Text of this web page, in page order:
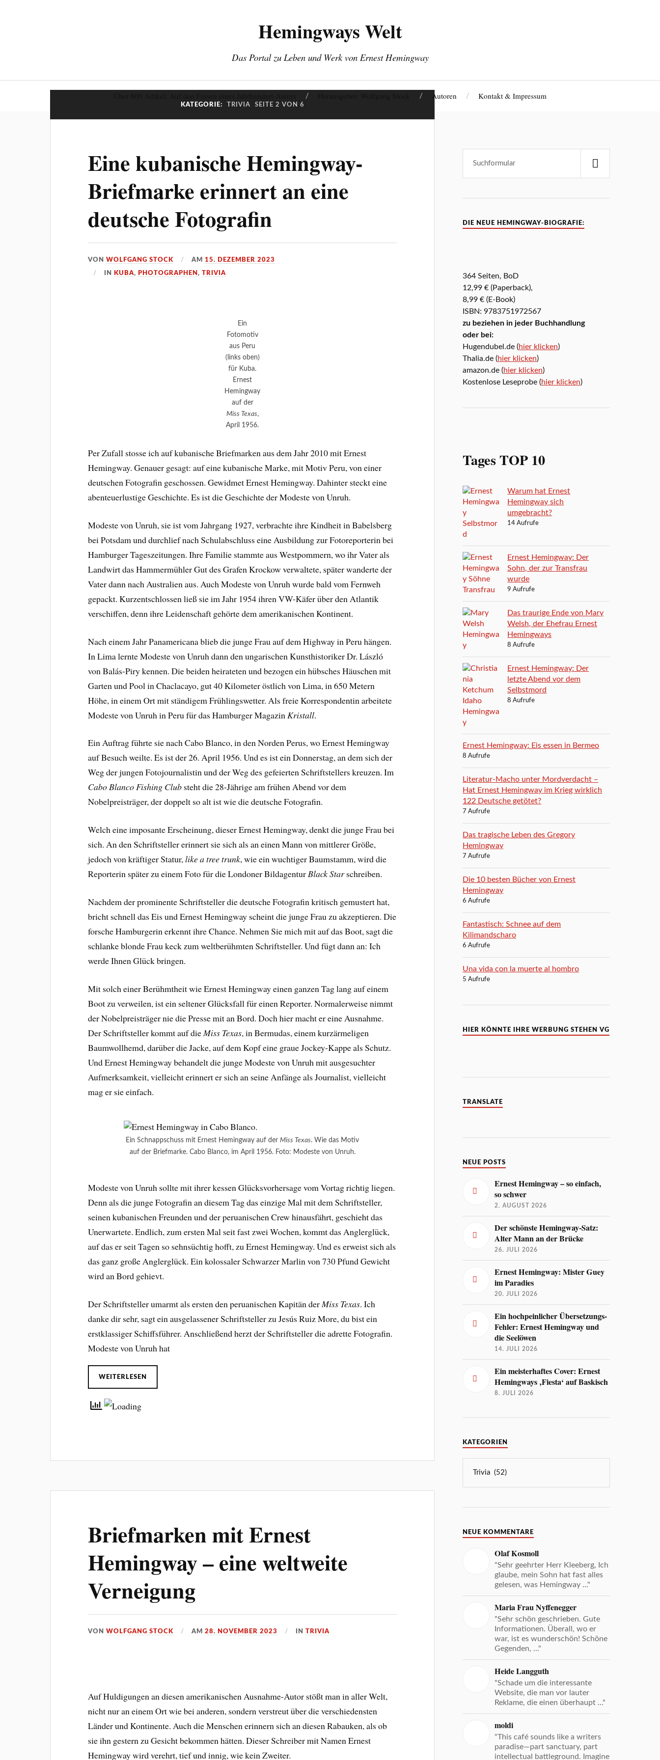
Hemingways Welt
Das Portal zu Leben und Werk von Ernest Hemingway
Autoren Kontakt & Impressum
KATEGORIE: TRIVIA SEITE 2 VON 6
Eine kubanische Hemingway-
Briefmarke erinnert an eine
deutsche Fotografin
VONWOLFGANG STOCK AM15. DEZEMBER 2023
IN KUBA, PHOTOGRAPHEN,TRIVIA
Ein
Fotomotiv
aus Peru
(links oben)
für Kuba.
Ernest
Hemingway
auf der
Miss Texas,
April 1956.
Per Zufall stosse ich auf kubanische Briefmarken aus dem Jahr 2010 mit Ernest
Hemingway. Genauer gesagt: auf eine kubanische Marke, mit Motiv Peru, von einer
deutschen Fotografin geschossen. Gewidmet Ernest Hemingway. Dahinter steckt eine
abenteuerlustige Geschichte. Es ist die Geschichte der Modeste von Unruh.
Modeste von Unruh, sie ist vom Jahrgang 1927, verbrachte ihre Kindheit in Babelsberg
bei Potsdam und durchlief nach Schulabschluss eine Ausbildung zur Fotoreporterin bei
Hamburger Tageszeitungen. Ihre Familie stammte aus Westpommern, wo ihr Vater als
Landwirt das Hammermühler Gut des Grafen Krockow verwaltete, später wanderte der
Vater dann nach Australien aus. Auch Modeste von Unruh wurde bald vom Fernweh
gepackt. Kurzentschlossen ließ sie im Jahr 1954 ihren VW-Käfer über den Atlantik
verschiffen, denn ihre Leidenschaft gehörte dem amerikanischen Kontinent.
Nach einem Jahr Panamericana blieb die junge Frau auf dem Highway in Peru hängen.
In Lima lernte Modeste von Unruh dann den ungarischen Kunsthistoriker Dr. László
von Balás-Piry kennen. Die beiden heirateten und bezogen ein hübsches Häuschen mit
Garten und Pool in Chaclacayo, gut 40 Kilometer östlich von Lima, in 650 Metern
Höhe, in einem Ort mit ständigem Frühlingswetter. Als freie Korrespondentin arbeitete
Modeste von Unruh in Peru für das Hamburger Magazin Kristall.
Ein Auftrag führte sie nach Cabo Blanco, in den Norden Perus, wo Ernest Hemingway
auf Besuch weilte. Es ist der 26. April 1956. Und es ist ein Donnerstag, an dem sich der
Weg der jungen Fotojournalistin und der Weg des gefeierten Schriftstellers kreuzen. Im
Cabo BlancoFishing Club steht die 28-Jährige am frühen Abend vor dem
Nobelpreisträger, der doppelt so alt ist wie die deutsche Fotografin.
Welch eine imposante Erscheinung, dieser Ernest Hemingway, denkt die junge Frau bei
sich. An den Schriftsteller erinnert sie sich als an einen Mann von mittlerer Größe,
jedoch von kräftiger Statur,like a tree trunk, wie ein wuchtiger Baumstamm, wird die
Reporterin später zu einem Foto für die Londoner BildagenturBlack Starschreiben.
Nachdem der prominente Schriftsteller die deutsche Fotografin kritisch gemustert hat,
bricht schnell das Eis und Ernest Hemingway scheint die junge Frau zu akzeptieren. Die
forsche Hamburgerin erkennt ihre Chance. Nehmen Sie mich mit auf das Boot, sagt die
schlanke blonde Frau keck zum weltberühmten Schriftsteller. Und fügt dann an: Ich
werde Ihnen Glück bringen.
Mit solch einer Berühmtheit wie Ernest Hemingway einen ganzen Tag lang auf einem
Boot zu verweilen, ist ein seltener Glücksfall für einen Reporter. Normalerweise nimmt
der Nobelpreisträger nie die Presse mit an Bord. Doch hier macht er eine Ausnahme.
Der Schriftsteller kommt auf die Miss Texas, in Bermudas, einem kurzärmeligen
Baumwollhemd, darüber die Jacke, auf dem Kopf eine graue Jockey-Kappe als Schutz.
Und Ernest Hemingway behandelt die junge Modeste von Unruh mit ausgesuchter
Aufmerksamkeit, vielleicht erinnert er sich an seine Anfänge als Journalist, vielleicht
mag er sie einfach.
Ein Schnappschuss mit Ernest Hemingway auf derMiss Texas. Wie das Motiv
auf der Briefmarke. Cabo Blanco, im April 1956. Foto: Modeste von Unruh.
Modeste von Unruh sollte mit ihrer kessen Glücksvorhersage vom Vortag richtig liegen.
Denn als die junge Fotografin an diesem Tag das einzige Mal mit dem Schriftsteller,
seinen kubanischen Freunden und der peruanischen Crew hinausfährt, geschieht das
Unerwartete. Endlich, zum ersten Mal seit fast zwei Wochen, kommt das Anglerglück,
auf das er seit Tagen so sehnsüchtig hofft, zu Ernest Hemingway. Und es erweist sich als
das ganz große Anglerglück. Ein kolossaler Schwarzer Marlin von 730 Pfund Gewicht
wird an Bord gehievt.
Der Schriftsteller umarmt als ersten den peruanischen Kapitän der Miss Texas. Ich
danke dir sehr, sagt ein ausgelassener Schriftsteller zu Jesús Ruiz More, du bist ein
erstklassiger Schiffsführer. Anschließend herzt der Schriftsteller die adrette Fotografin.
Modeste von Unruh hat
WEITERLESEN
Briefmarken mit Ernest
Hemingway – eine weltweite
Verneigung
VONWOLFGANG STOCK AM28. NOVEMBER 2023 INTRIVIA
Auf Huldigungen an diesen amerikanischen Ausnahme-Autor stößt man in aller Welt,
nicht nur an einem Ort wie bei anderen, sondern verstreut über die verschiedensten
Länder und Kontinente. Auch die Menschen erinnern sich an diesen Rabauken, als ob
sie ihn gestern zu Gesicht bekommen hätten. Dieser Schreiber mit Namen Ernest
Hemingway wird verehrt, tief und innig, wie kein Zweiter.
DIE NEUE HEMINGWAY-BIOGRAFIE:
364 Seiten, BoD
12,99 € (Paperback),
8,99 € (E-Book)
ISBN: 9783751972567
zu beziehen in jeder Buchhandlung
oder bei:
Hugendubel.de (hier klicken)
Thalia.de (hier klicken)
amazon.de (hier klicken)
Kostenlose Leseprobe (hier klicken)
Tages TOP 10
Warum hat Ernest
Hemingway sich
umgebracht?
14 Aufrufe
Ernest Hemingway: Der
Sohn, der zur Transfrau
wurde
9 Aufrufe
Das traurige Ende von Mary
Welsh, der Ehefrau Ernest
Hemingways
8 Aufrufe
Ernest Hemingway: Der
letzte Abend vor dem
Selbstmord
8 Aufrufe
Ernest Hemingway: Eis essen in Bermeo
8 Aufrufe
Literatur-Macho unter Mordverdacht –
Hat Ernest Hemingway im Krieg wirklich
122 Deutsche getötet?
7 Aufrufe
Das tragische Leben des Gregory
Hemingway
7 Aufrufe
Die 10 besten Bücher von Ernest
Hemingway
6 Aufrufe
Fantastisch: Schnee auf dem
Kilimandscharo
6 Aufrufe
Una vida con la muerte al hombro
5 Aufrufe
HIER KÖNNTE IHRE WERBUNG STEHEN VG
TRANSLATE
NEUE POSTS
Ernest Hemingway – so einfach,
so schwer
2. AUGUST 2026
Der schönste Hemingway-Satz:
Alter Mann an der Brücke
26. JULI 2026
Ernest Hemingway: Mister Guey
im Paradies
20. JULI 2026
Ein hochpeinlicher Übersetzungs-
Fehler: Ernest Hemingway und
die Seelöwen
14. JULI 2026
Ein meisterhaftes Cover: Ernest
Hemingways ‚Fiesta‘ auf Baskisch
8. JULI 2026
KATEGORIEN
NEUE KOMMENTARE
Olaf Kosmoll
"Sehr geehrter Herr Kleeberg, Ich
glaube, mein Sohn hat fast alles
gelesen, was Hemingway ..."
Maria Frau Nyffenegger
"Sehr schön geschrieben. Gute
Informationen. Überall, wo er
war, ist es wunderschön! Schöne
Gegenden, ..."
Heide Langguth
"Schade um die interessante
Website, die man vor lauter
Reklame, die einen überhaupt ..."
moldi
"This café sounds like a writers
paradise—part sanctuary, part
intellectual battleground. Imagine